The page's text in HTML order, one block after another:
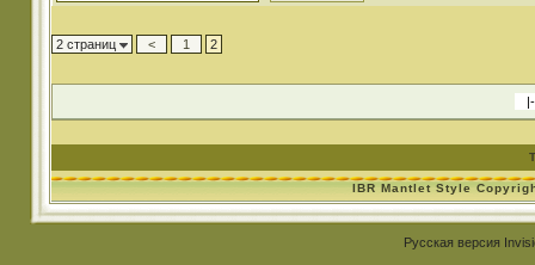
2 страниц < 1 2
IBR Mantlet Style
Русская версия